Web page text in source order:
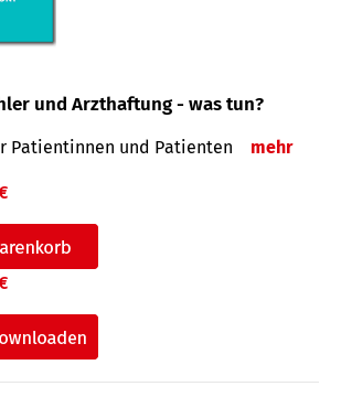
und Arzthaftung - was tun?
Patientinnen und Patienten mehr